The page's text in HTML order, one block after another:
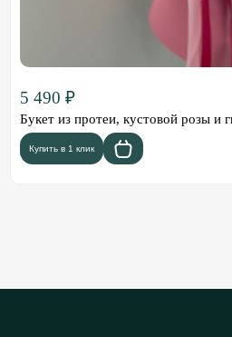
5 490 ₽
Купить в 1 клик
Букет из протеи, кустовой розы и